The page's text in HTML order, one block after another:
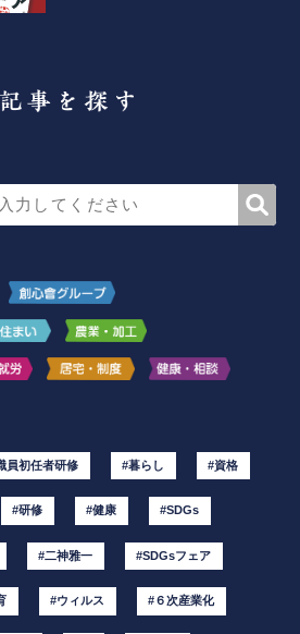
員初任者研修 #暮らし #資格
#研修 #健康 #SDGs
#二神雅一 #SDGsフェア
#ウィルス #６次産業化